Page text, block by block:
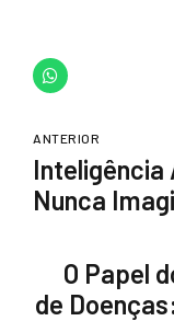
ANTERIOR
Inteligência
Nunca
O Papel
de